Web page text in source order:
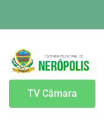
TV Câmara